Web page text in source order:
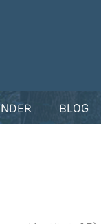
(current)
BLOG